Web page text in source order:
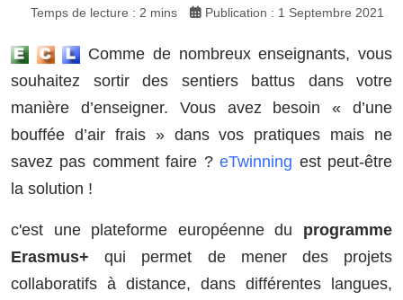
Temps de lecture : 2 mins Publication : 1 Septembre 2021
Comme de nombreux enseignants, vous
souhaitez sortir des sentiers battus dans votre
manière d’enseigner. Vous avez besoin « d’une
bouffée d’air frais » dans vos pratiques mais ne
savez pas comment faire ?eTwinning est peut-être
la solution !
c'est une plateforme européenne du programme
Erasmus+ qui permet de mener des projets
collaboratifs à distance, dans différentes langues,